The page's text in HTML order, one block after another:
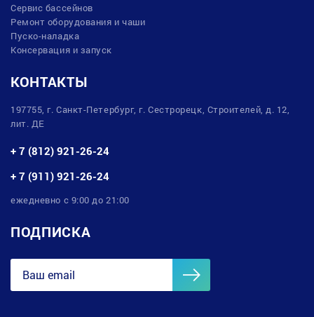
Сервис бассейнов
Ремонт оборудования и чаши
Пуско-наладка
Консервация и запуск
КОНТАКТЫ
197755, г. Санкт-Петербург, г. Сестрорецк, Строителей, д. 12,
лит. ДЕ
+ 7 (812) 921-26-24
+ 7 (911) 921-26-24
ежедневно с 9:00 до 21:00
ПОДПИСКА